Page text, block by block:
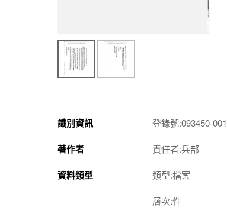
識別資訊 登錄號:093450-001
著作者 責任者:兵部
資料類型 類型:檔案
層次:件